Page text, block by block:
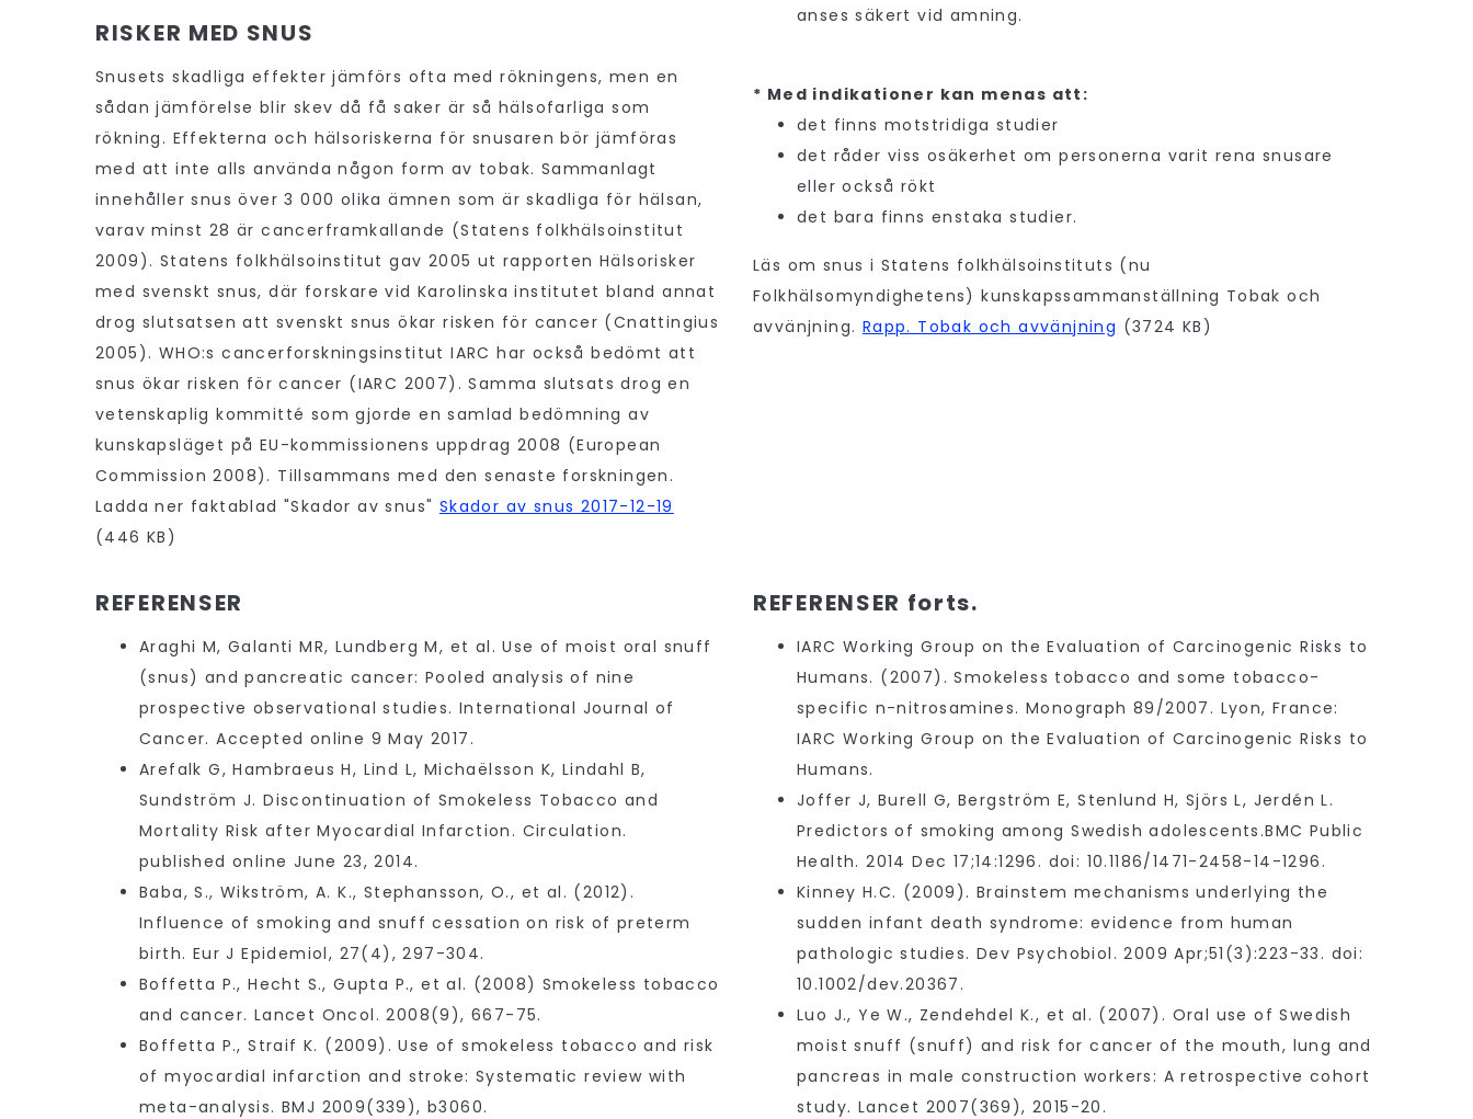
RISKER MED SNUS
Snusets skadliga effekter jämförs ofta med rökningens, men en
sådan jämförelse blir skev då få saker är så hälsofarliga som
rökning. Effekterna och hälsoriskerna för snusaren bör jämföras
med att inte alls använda någon form av tobak. Sammanlagt
innehåller snus över 3 000 olika ämnen som är skadliga för hälsan,
varav minst 28 är cancerframkallande (Statens folkhälsoinstitut
2009). Statens folkhälsoinstitut gav 2005 ut rapporten Hälsorisker
med svenskt snus, där forskare vid Karolinska institutet bland annat
drog slutsatsen att svenskt snus ökar risken för cancer (Cnattingius
2005). WHO:s cancerforskningsinstitut IARC har också bedömt att
snus ökar risken för cancer (IARC 2007). Samma slutsats drog en
vetenskaplig kommitté som gjorde en samlad bedömning av
kunskapsläget på EU-kommissionens uppdrag 2008 (European
Commission 2008). Tillsammans med den senaste forskningen.
Ladda ner faktablad "Skador av snus" Skador av snus 2017-12-19
(446 KB)
anses säkert vid amning.
* Med indikationer kan menas att:
det finns motstridiga studier
det råder viss osäkerhet om personerna varit rena snusare
eller också rökt
det bara finns enstaka studier.
Läs om snus i Statens folkhälsoinstituts (nu
Folkhälsomyndighetens) kunskapssammanställning Tobak och
avvänjning. Rapp. Tobak och avvänjning (3724 KB)
REFERENSER
Araghi M, Galanti MR, Lundberg M, et al. Use of moist oral snuff
(snus) and pancreatic cancer: Pooled analysis of nine
prospective observational studies. International Journal of
Cancer. Accepted online 9 May 2017.
Arefalk G, Hambraeus H, Lind L, Michaëlsson K, Lindahl B,
Sundström J. Discontinuation of Smokeless Tobacco and
Mortality Risk after Myocardial Infarction. Circulation.
published online June 23, 2014.
Baba, S., Wikström, A. K., Stephansson, O., et al. (2012).
Influence of smoking and snuff cessation on risk of preterm
birth. Eur J Epidemiol, 27(4), 297-304.
Boffetta P., Hecht S., Gupta P., et al. (2008) Smokeless tobacco
and cancer. Lancet Oncol. 2008(9), 667-75.
Boffetta P., Straif K. (2009). Use of smokeless tobacco and risk
of myocardial infarction and stroke: Systematic review with
meta-analysis. BMJ 2009(339), b3060.
REFERENSER forts.
IARC Working Group on the Evaluation of Carcinogenic Risks to
Humans. (2007). Smokeless tobacco and some tobacco-
specific n-nitrosamines. Monograph 89/2007. Lyon, France:
IARC Working Group on the Evaluation of Carcinogenic Risks to
Humans.
Joffer J, Burell G, Bergström E, Stenlund H, Sjörs L, Jerdén L.
Predictors of smoking among Swedish adolescents.BMC Public
Health. 2014 Dec 17;14:1296. doi: 10.1186/1471-2458-14-1296.
Kinney H.C. (2009). Brainstem mechanisms underlying the
sudden infant death syndrome: evidence from human
pathologic studies. Dev Psychobiol. 2009 Apr;51(3):223-33. doi:
10.1002/dev.20367.
Luo J., Ye W., Zendehdel K., et al. (2007). Oral use of Swedish
moist snuff (snuff) and risk for cancer of the mouth, lung and
pancreas in male construction workers: A retrospective cohort
study. Lancet 2007(369), 2015-20.